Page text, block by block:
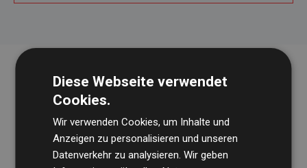
Diese Webseite verwendet
Cookies.
Wir verwenden Cookies, um Inhalte und
Anzeigen zu personalisieren und unseren
Datenverkehr zu analysieren. Wir geben